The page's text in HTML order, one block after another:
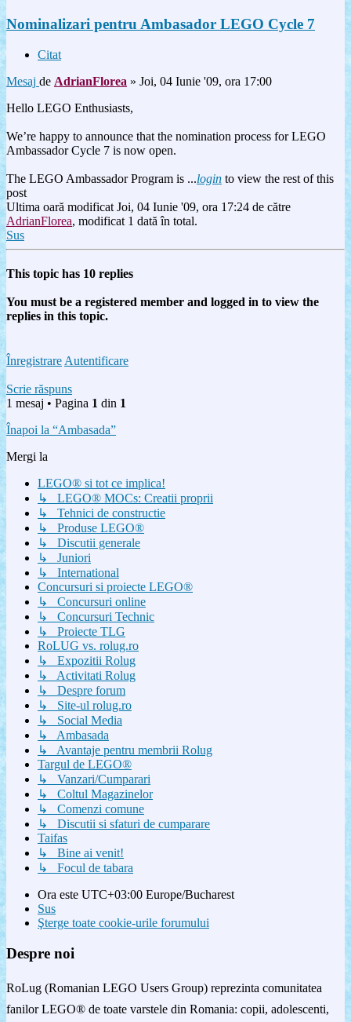
Nominalizari pentru Ambasador LEGO Cycle 7
Citat
Mesaj de AdrianFlorea » Joi, 04 Iunie '09, ora 17:00
Hello LEGO Enthusiasts,
We’re happy to announce that the nomination process for LEGO
Ambassador Cycle 7 is now open.
The LEGO Ambassador Program is ...login to view the rest of this
post
Ultima oară modificat Joi, 04 Iunie '09, ora 17:24 de către
AdrianFlorea, modificat 1 dată în total.
Sus
This topic has 10 replies
You must be a registered member and logged in to view the
replies in this topic.
Înregistrare Autentificare
Scrie răspuns
1 mesaj • Pagina 1 din 1
Înapoi la “Ambasada”
Mergi la
LEGO® si tot ce implica!
↳ LEGO® MOCs: Creatii proprii
↳ Tehnici de constructie
↳ Produse LEGO®
↳ Discutii generale
↳ Juniori
↳ International
Concursuri si proiecte LEGO®
↳ Concursuri online
↳ Concursuri Technic
↳ Proiecte TLG
RoLUG vs. rolug.ro
↳ Expozitii Rolug
↳ Activitati Rolug
↳ Despre forum
↳ Site-ul rolug.ro
↳ Social Media
↳ Ambasada
↳ Avantaje pentru membrii Rolug
Targul de LEGO®
↳ Vanzari/Cumparari
↳ Coltul Magazinelor
↳ Comenzi comune
↳ Discutii si sfaturi de cumparare
Taifas
↳ Bine ai venit!
↳ Focul de tabara
Ora este UTC+03:00 Europe/Bucharest
Sus
Şterge toate cookie-urile forumului
Despre noi
RoLug (Romanian LEGO Users Group) reprezinta comunitatea
fanilor LEGO® de toate varstele din Romania: copii, adolescenti,